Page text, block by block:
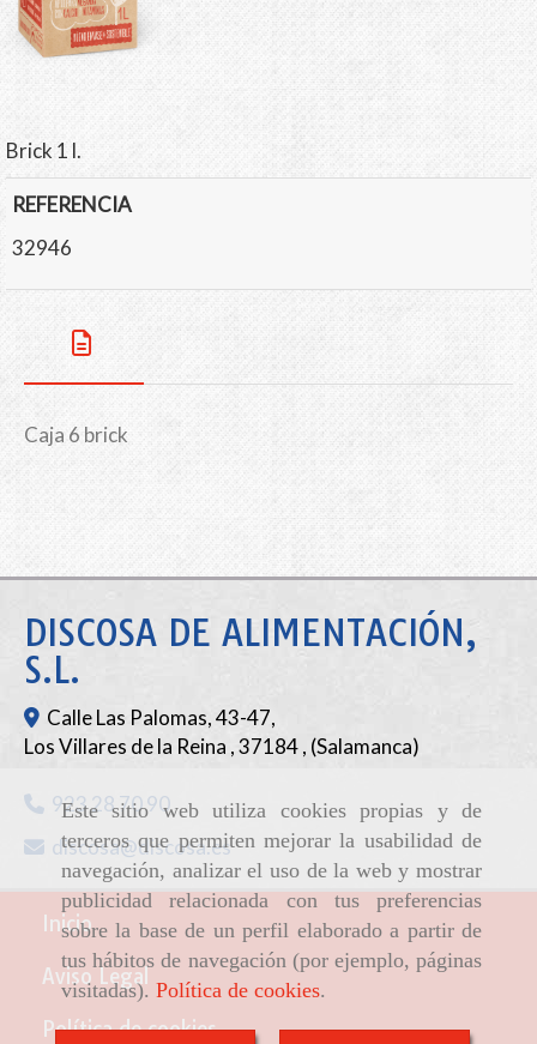
Este sitio web utiliza cookies propias y de
terceros que permiten mejorar la usabilidad de
navegación, analizar el uso de la web y mostrar
publicidad relacionada con tus preferencias
sobre la base de un perfil elaborado a partir de
tus hábitos de navegación (por ejemplo, páginas
visitadas). Política de cookies.
Brick 1 l.
REFERENCIA
32946
Caja 6 brick
DISCOSA DE ALIMENTACIÓN,
S.L.
Calle Las Palomas, 43-47,
Los Villares de la Reina ,37184, (Salamanca)
923 28 70 90
discosa
discosa.es
Inicio
Aviso Legal
Política de cookies